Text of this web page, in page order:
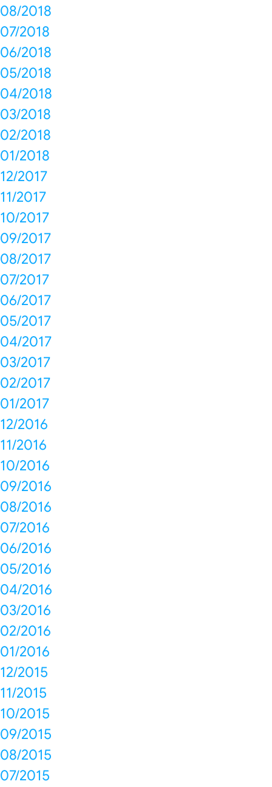
08/2018
07/2018
06/2018
05/2018
04/2018
03/2018
02/2018
01/2018
12/2017
11/2017
10/2017
09/2017
08/2017
07/2017
06/2017
05/2017
04/2017
03/2017
02/2017
01/2017
12/2016
11/2016
10/2016
09/2016
08/2016
07/2016
06/2016
05/2016
04/2016
03/2016
02/2016
01/2016
12/2015
11/2015
10/2015
09/2015
08/2015
07/2015